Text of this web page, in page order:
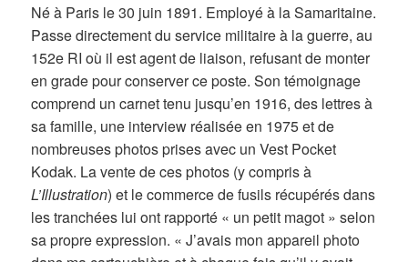
Né à Paris le 30 juin 1891. Employé à la Samaritaine.
Passe directement du service militaire à la guerre, au
152e RI où il est agent de liaison, refusant de monter
en grade pour conserver ce poste. Son témoignage
comprend un carnet tenu jusqu’en 1916, des lettres à
sa famille, une interview réalisée en 1975 et de
nombreuses photos prises avec un Vest Pocket
Kodak. La vente de ces photos (y compris à
L’Illustration) et le commerce de fusils récupérés dans
les tranchées lui ont rapporté « un petit magot » selon
sa propre expression. « J’avais mon appareil photo